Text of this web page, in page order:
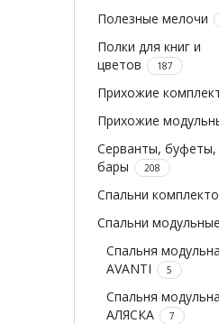
Полезные мелочи
Полки для книг и
цветов
187
Прихожие
Прихожие
Серванты, буфеты,
бары
208
Спальни
Спальни модульные
Спальня
AVANTI
5
Спальня
АЛЯСКА
7